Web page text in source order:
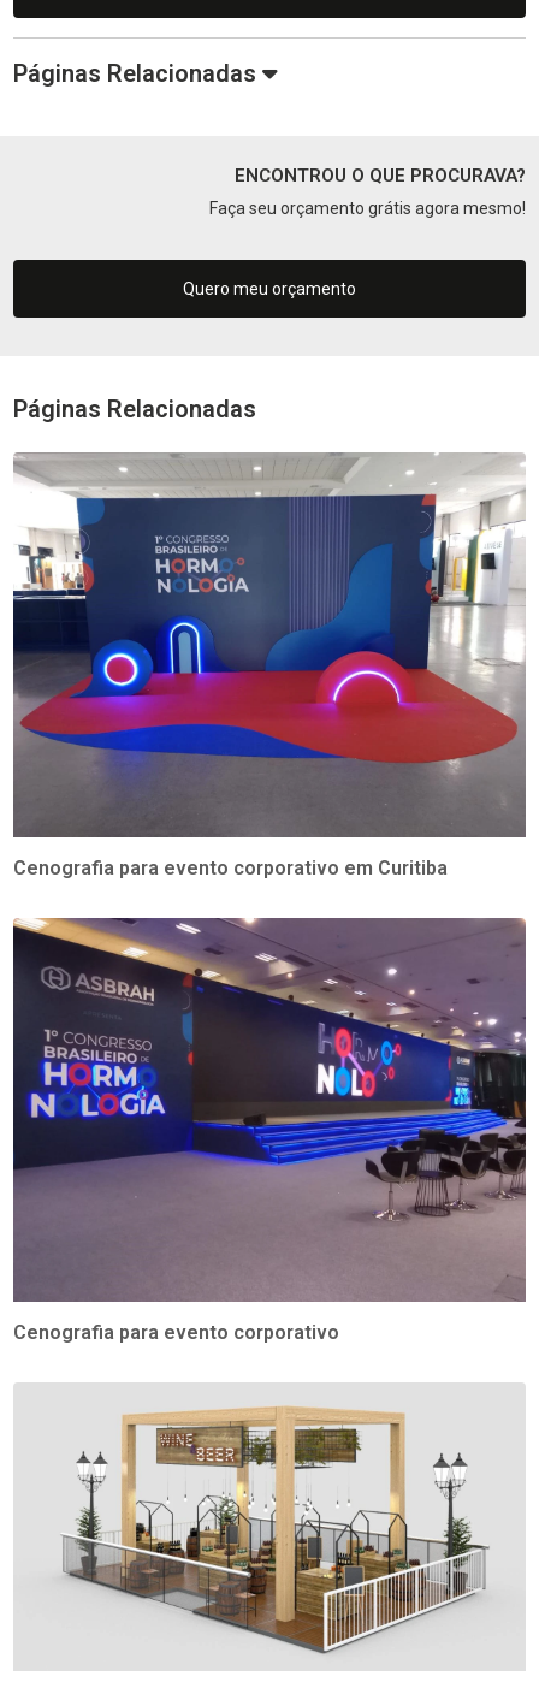
Páginas Relacionadas
ENCONTROU O QUE PROCURAVA?
Faça seu orçamento grátis agora mesmo!
Quero meu orçamento
Páginas Relacionadas
Cenografia para evento corporativo em Curitiba
Cenografia para evento corporativo